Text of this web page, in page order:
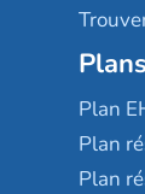
Plan
Plan
Plan